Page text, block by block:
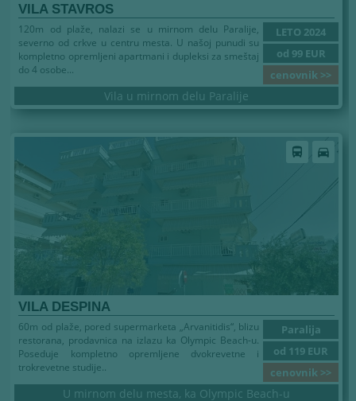
VILA STAVROS
LETO 2024
od 99 EUR
cenovnik >>
120m od plaže, nalazi se u mirnom delu Paralije,
severno od crkve u centru mesta. U našoj punudi su
kompletno opremljeni apartmani i dupleksi za smeštaj
do 4 osobe...
Vila u mirnom delu Paralije
directions_bus directions_car
VILA DESPINA
Paralija
od 119 EUR
cenovnik >>
60m od plaže, pored supermarketa „Arvanitidis“, blizu
restorana, prodavnica na izlazu ka Olympic Beach-u.
Poseduje kompletno opremljene dvokrevetne i
trokrevetne studije..
U mirnom delu mesta, ka Olympic Beach-u